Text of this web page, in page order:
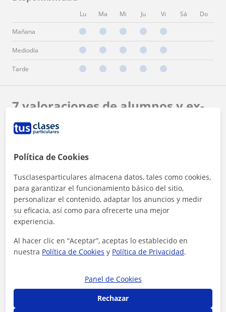
Lu Ma Mi Ju Vi Sá Do
Mañana
Mediodía
Tarde
7 valoraciones de alumnos y ex-
alumnos de El Buzo Inglés
a El Buzo Inglés
A Armyandi ★★★★★
Son clases muy amenas, fáciles de seguir pues no
te aburres en ella, además el hecho de que
valoren el nivel y te agrupen en ellos hace que
puedas seguir el ritmo y mejores el mismo
El Buzo Inglés responde:
alumnos. ¡Muchas gracias por la reseña!
Política de Cookies
Tusclasesparticulares almacena datos, tales como cookies,
para garantizar el funcionamiento básico del sitio,
personalizar el contenido, adaptar los anuncios y medir
su eficacia, así como para ofrecerte una mejor
experiencia.
Al hacer clic en “Aceptar”, aceptas lo establecido en
nuestra Política de Cookies y Política de Privacidad.
Panel de Cookies
Rechazar